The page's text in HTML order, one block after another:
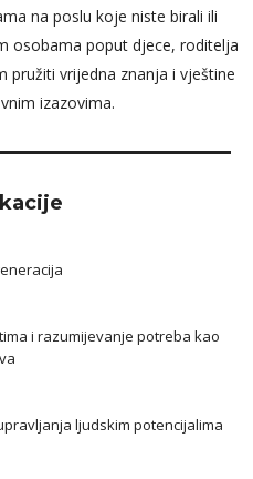
na poslu koje niste birali ili
osobama poput djece, roditelja
pružiti vrijedna znanja i vještine
izazovima.
i razumijevanje potreba kao
ljudskim potencijalima